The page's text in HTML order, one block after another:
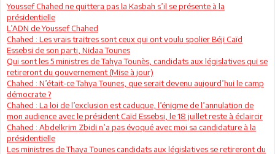
Youssef Chahed ne quittera pas la Kasbah s’il se présente à la
présidentielle
L’ADN de Youssef Chahed
Chahed : Les vrais traitres sont ceux qui ont voulu spolier Béji Caïd
Essebsi de son parti, Nidaa Tounes
Qui sont les 5 ministres de Tahya Tounès, candidats aux législatives qui se
retireront du gouvernement (Mise à jour)
Chahed : N’était-ce Tahya Tounes, que serait devenu aujourd’hui le camp
démocrate ?
Chahed : La loi de l’exclusion est caduque, l’énigme de l’annulation de
mon audience avec le président Caïd Essebsi, le 18 juillet reste à éclaircir
Chahed : Abdelkrim Zbidi n’a pas évoqué avec moi sa candidature à la
présidentielle
Les ministres de Thaya Tounes candidats aux législatives se retireront du